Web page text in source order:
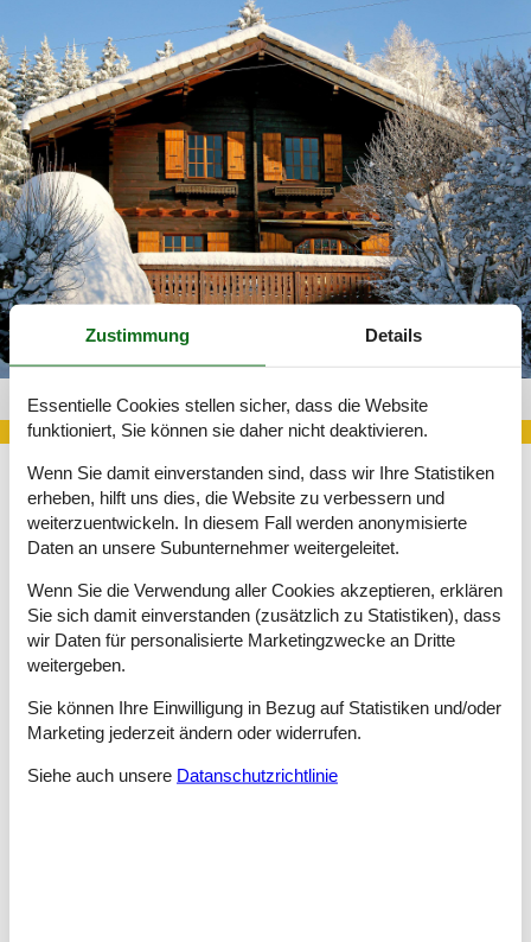
Fewo Wallis 303-CH1884.5.1
Lieben Sie Schnee und Wintersport, so finden Sie mit einer
Fewo im Wallis sicher Ihr Glück. Der Kanton nennt die
höchstgelegenen Skigebiete der Schweiz sein Eigen. Mit der
Kantons eine Höhe von 4.634 Metern. Bei vorzüglicher
Schneesicherheit stehen Ihnen in der kalten Jahreszeit über
2.000 Kilometer Pisten mit bis zu 25 Kilometer langen Abfahrten
zur Verfügung.
Freeride- und Tourenskistrecken, Freestyle-Parks, Rodelbahnen
und bunte Kinderschneeländer sowie jede Menge Möglichkeiten
zum Langlaufen, Winter- und Schneeschuhwandern
komplettieren das Angebot. Im Sommer geht’s zum Skifahren
Zustimmung Details
Essentielle Cookies stellen sicher, dass die Website
funktioniert, Sie können sie daher nicht deaktivieren.
Wenn Sie damit einverstanden sind, dass wir Ihre Statistiken
erheben, hilft uns dies, die Website zu verbessern und
weiterzuentwickeln. In diesem Fall werden anonymisierte
Daten an unsere Subunternehmer weitergeleitet.
Wenn Sie die Verwendung aller Cookies akzeptieren, erklären
Sie sich damit einverstanden (zusätzlich zu Statistiken), dass
wir Daten für personalisierte Marketingzwecke an Dritte
weitergeben.
Sie können Ihre Einwilligung in Bezug auf Statistiken und/oder
Marketing jederzeit ändern oder widerrufen.
Siehe auch unsere Datanschutzrichtlinie